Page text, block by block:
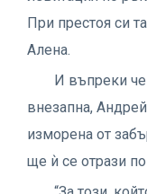
При престоя си
Алена.
И въпреки че
внезапна,
изморена от
ще ѝ се отрази